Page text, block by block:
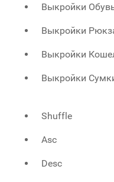
Выкройки
Выкройки
Выкройки
Выкройки
Shuffle
Asc
Desc